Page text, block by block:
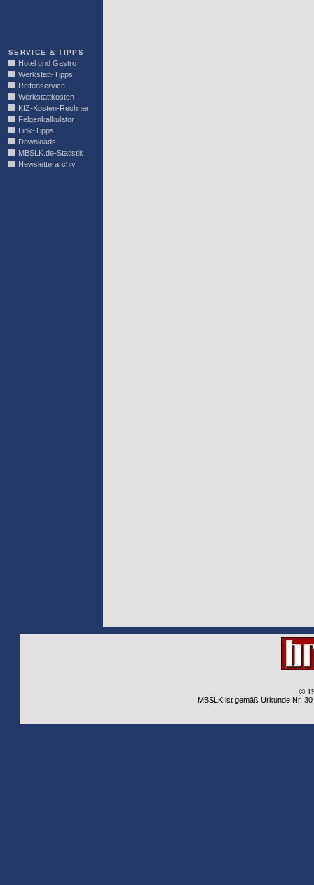
SERVICE & TIPPS
Hotel und Gastro
Werkstatt-Tipps
Reifenservice
Werkstattkosten
KfZ-Kosten-Rechner
Felgenkalkulator
Link-Tipps
Downloads
MBSLK.de-Statistik
Newsletterarchiv
©
MBSLK ist gemäß Urkunde Nr.